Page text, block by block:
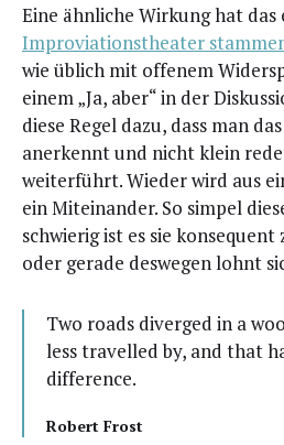
Eine ähn­li­che Wir­kung hat
Impro­via­ti­ons­thea­ter
wie üblich mit offe­nem
einem „Ja, aber“ in der
die­se Regel dazu, dass man
aner­kennt und nicht klein
wei­ter­führt. Wie­der wird aus
ein Mit­ein­an­der. So sim­pel
schwie­rig ist es sie
oder gera­de des­we­gen lohnt
Two roads diver­ged in a
less tra­vel­led by, and that
difference.
Robert Frost